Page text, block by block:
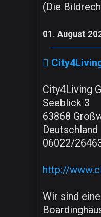
(Die
01. August
City4Living
Seeblick 3
63868
Deutschland
06022/
http://
Wir sind